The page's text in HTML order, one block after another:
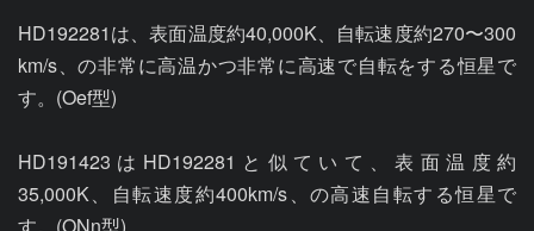
HD192281は、表面温度約40,000K、自転速度約270〜300
km/s、の非常に高温かつ非常に高速で自転をする恒星で
す。(Oef型)
HD191423はHD192281と似ていて、表面温度約
35,000K、自転速度約400km/s、の高速自転する恒星で